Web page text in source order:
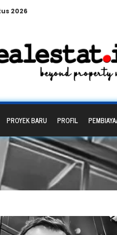
2026
PROYEK BARU PROFIL